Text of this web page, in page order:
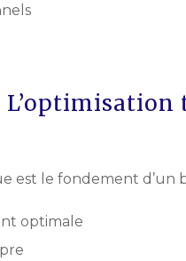
L’optimisation
est le fondement
optimale